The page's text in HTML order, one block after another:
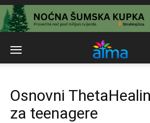
Osnovni
za teenagere